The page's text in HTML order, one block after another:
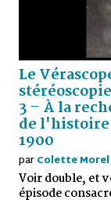
Le
3 – À la
de l'histoire
1900
parColette Morel
Voir double, et
épisode